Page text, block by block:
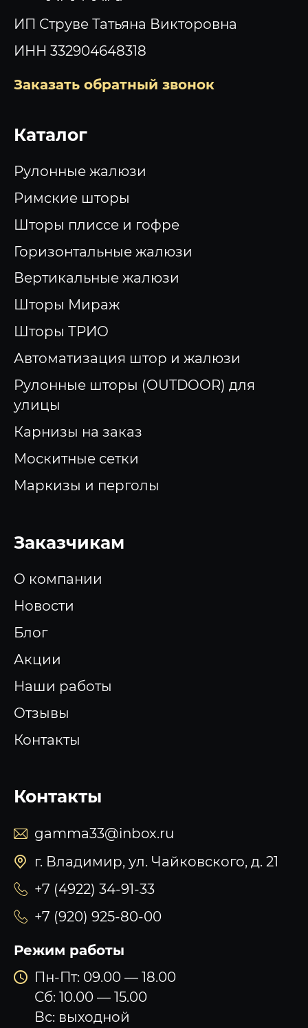
ИП Струве Татьяна Викторовна
ИНН 332904648318
Заказать обратный звонок
Каталог
Рулонные жалюзи
Римские шторы
Шторы плиссе и гофре
Горизонтальные жалюзи
Вертикальные жалюзи
Шторы Мираж
Шторы ТРИО
Автоматизация штор и жалюзи
Рулонные шторы (OUTDOOR) для
улицы
Карнизы на заказ
Москитные сетки
Маркизы и перголы
Заказчикам
О компании
Новости
Блог
Акции
Наши работы
Отзывы
Контакты
Контакты
gamma33@inbox.ru
г. Владимир, ул. Чайковского, д. 21
+7 (4922) 34-91-33
+7 (920) 925-80-00
Режим работы
Пн-Пт: 09.00 — 18.00
Сб: 10.00 — 15.00
Вс: выходной